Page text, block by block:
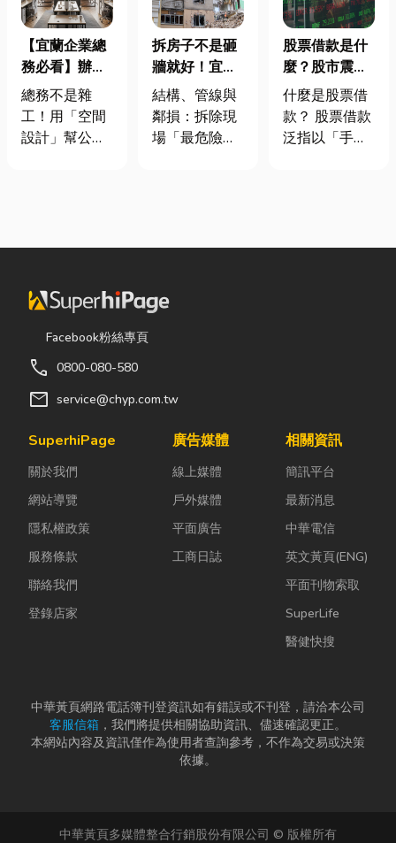
【宜蘭企業總
務必看】辦公
室如何打造高
效能職場？從
辦公桌椅、系
總務不是雜
工！用「空間
設計」幫公司
公室時，常覺
缺東西時「壞
什麼補什麼」
就好，但這種
花了大錢，卻
換來員工抱怨
辦公室空間設
司賺錢的戰
略！真正厲
害...
拆房子不是砸
牆就好！宜蘭
裝潢拆除、水
泥切割施工前
必看的避坑指
結構、管線與
鄰損：拆除現
場「最危險的
混亂的環境
果沒做好，最
牆」，盲目亂
陷： 這是老屋
的致命錯
誤。...
股票借款是什
麼？股市震盪|
股票借款、股
票質借、當鋪
借款完整比較
什麼是股票借
款？ 股票借款
泛指以「手中
的融資方式，
為證券公司的
行的有價證券
貸款，以...
Facebook粉絲專頁
call 0800-080-580
mail service@chyp.com.tw
SuperhiPage
關於我們
網站導覽
隱私權政策
服務條款
聯絡我們
登錄店家
廣告媒體
線上媒體
戶外媒體
平面廣告
工商日誌
相關資訊
簡訊平台
最新消息
中華電信
英文黃頁(ENG)
平面刊物索取
SuperLife
醫健快搜
中華黃頁網路電話簿刊登資訊如有錯誤或不刊登，請洽本公司
客服信箱 ，我們將提供相關協助資訊、儘速確認更正。
本網站內容及資訊僅作為使用者查詢參考，不作為交易或決策
依據。
中華黃頁多媒體整合行銷股份有限公司 © 版權所有